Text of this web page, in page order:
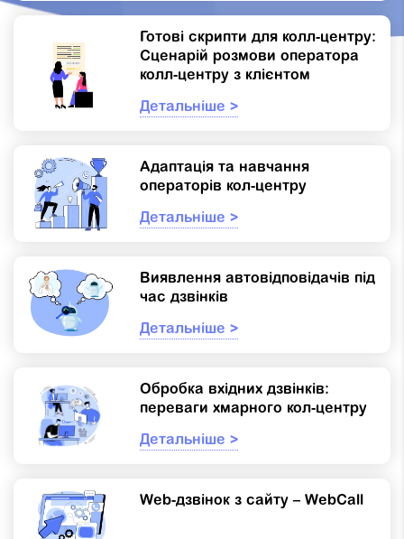
Готові скрипти для колл-центру:
Сценарій розмови оператора
колл-центру з клієнтом
Детальніше >
Адаптація та навчання
операторів кол-центру
Детальніше >
Виявлення автовідповідачів під
час дзвінків
Детальніше >
Обробка вхідних дзвінків:
переваги хмарного кол-центру
Детальніше >
Web-дзвінок з сайту – WebCall